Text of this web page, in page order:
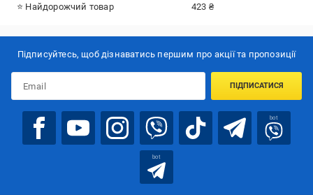
⭐ Найдорожчий товар 423 ₴
Підписуйтесь, щоб дізнаватись першим про акції та пропозиції
ПІДПИСАТИСЯ
bot
bot